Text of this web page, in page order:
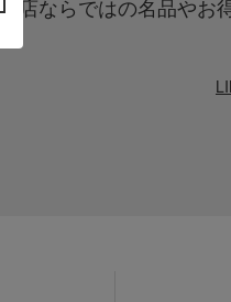
店ならではの名品やお